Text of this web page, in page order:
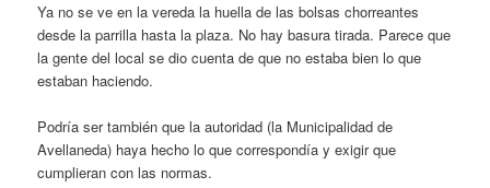
Ya no se ve en la vereda la huella de las bolsas chorreantes
desde la parrilla hasta la plaza. No hay basura tirada. Parece que
la gente del local se dio cuenta de que no estaba bien lo que
estaban haciendo.
Podría ser también que la autoridad (la Municipalidad de
Avellaneda) haya hecho lo que correspondía y exigir que
cumplieran con las normas.